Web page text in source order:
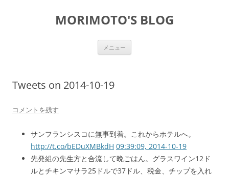
MORIMOTO'S BLOG
メニュー
Tweets on 2014-10-19
コメントを残す
サンフランシスコに無事到着。これからホテルへ。
http://t.co/bEDuXMBkdH 09:39:09, 2014-10-19
先発組の先生方と合流して晩ごはん。グラスワイン12ド
ルとチキンマサラ25ドルで37ドル、税金、チップを入れ